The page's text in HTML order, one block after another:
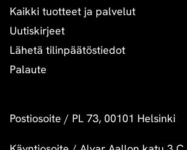
Kaikki tuotteet ja palvelut
Uutiskirjeet
Lähetä tilinpäätöstiedot
Palaute
Postiosoite / PL 73, 00101 Helsinki